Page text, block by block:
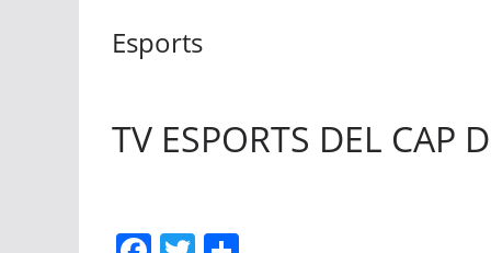
Esports
TV ESPORTS DEL CAP